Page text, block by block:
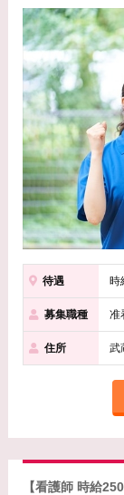
待遇 時
募集職種 准
住所 武
【看護師 時給